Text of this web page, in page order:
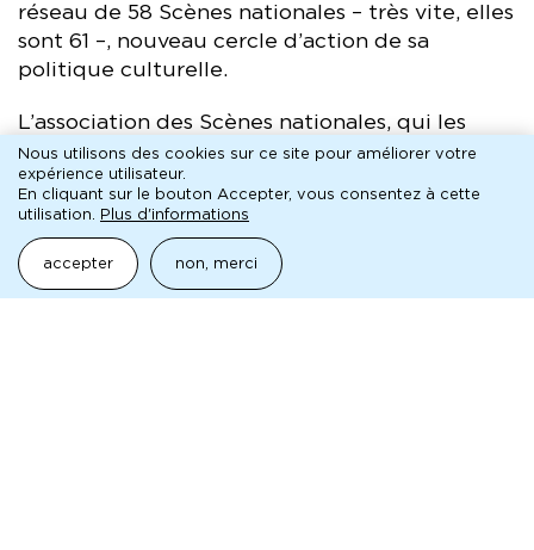
réseau de 58 Scènes nationales – très vite, elles
sont 61 –, nouveau cercle d’action de sa
politique culturelle.
L’association des Scènes nationales, qui les
rassemble pour la grande majorité, est un outil
de réflexion exclusivement centré sur les
enjeux liés à ce label et désireux de mieux en
faire connaître l’activité, la diversité, la
spécificité.
Nous utilisons des cookies sur ce site pour améliorer votre
expérience utilisateur.
En cliquant sur le bouton Accepter, vous consentez à cette
utilisation.
Plus d'informations
accepter non, merci